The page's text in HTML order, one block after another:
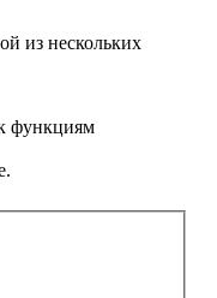
из нескольких
функциям